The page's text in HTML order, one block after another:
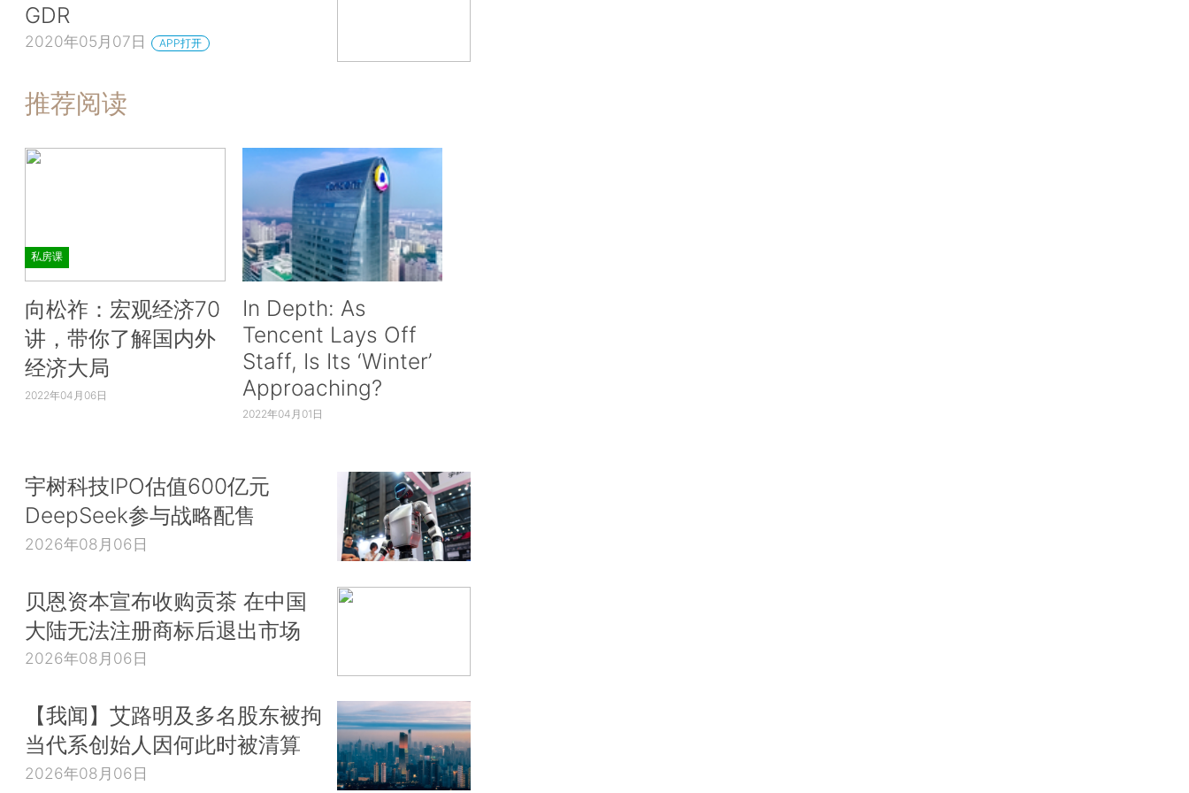
GDR
2020年05月07日 APP打开
推荐阅读
私房课
向松祚：宏观经济70
讲，带你了解国内外
经济大局
2022年04月06日
In Depth: As
Tencent Lays Off
Staff, Is Its ‘Winter’
Approaching?
2022年04月01日
宇树科技IPO估值600亿元
DeepSeek参与战略配售
2026年08月06日
贝恩资本宣布收购贡茶 在中国
大陆无法注册商标后退出市场
2026年08月06日
【我闻】艾路明及多名股东被拘
当代系创始人因何此时被清算
2026年08月06日